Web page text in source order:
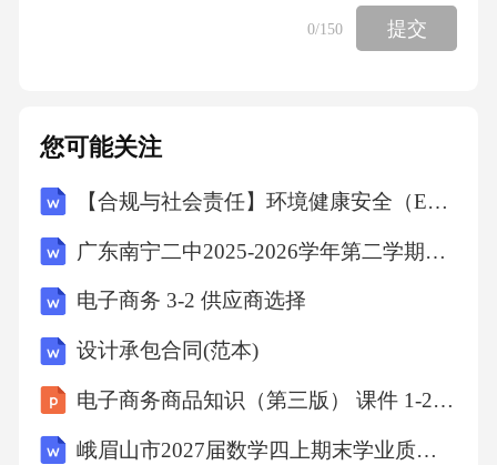
一、商业航天兼具战略意义和商业价值，我国
二、航天强国背景之下，政策从产业和资本市
场两方面共同支持行业发展•
三、国内大型液体火箭陆续首飞，火箭回收复
用取得重大进展•
四、火箭首飞及回收尝试预计持续，继续打通
产业核心瓶颈•
0/150 提交
您可能关注
【合规与社会责任】环境健康安全（EHS）专项审计计划
广东南宁二中2025-2026学年第二学期七年级第十六周数学课堂训练(含答案)
电子商务 3-2 供应商选择
设计承包合同(范本)
电子商务商品知识（第三版） 课件 1-2 品牌设计
峨眉山市2027届数学四上期末学业质量监测模拟试题含解析